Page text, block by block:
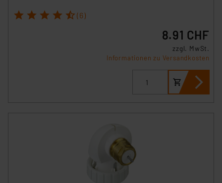
1 2 3 4 5 (6)
8.91 CHF
zzgl. MwSt.
Informationen zu Versandkosten